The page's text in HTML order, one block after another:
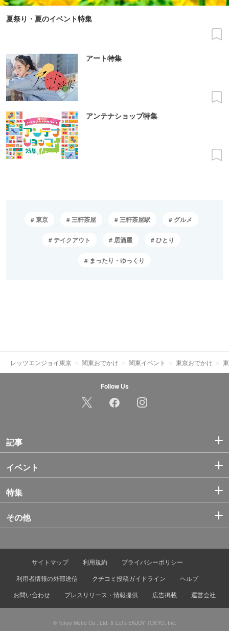
夏祭り・夏のイベント特集
アート特集
アンテナショップ特集
東京 三軒茶屋 三軒茶屋駅 グルメ
テイクアウト 居酒屋 ひとり
まったり・ゆっくり
レッツエンジョイ東京 関東おでかけ 関東イベント 東京おでかけ
Follow Us
記事
イベント
特集
その他
サイトマップ 利用規約
プライバシーポリシー
利用者情報の外部送信
クチコミ投稿ガイドライン
ヘルプ
お問い合わせ
プレスリリース・情報提供 広告掲載 運営会社
© Tokyo Metro Co., Ltd. & Let’s ENJOY TOKYO, Inc.